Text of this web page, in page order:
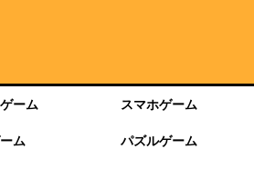
ーム スマホゲーム
ム パズルゲーム